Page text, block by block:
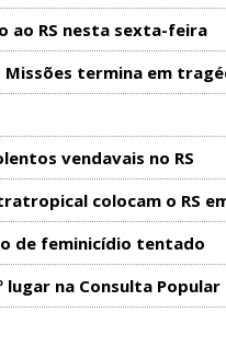
ao RS nesta sexta-feira
Missões termina em
vendavais no RS
colocam o RS
de feminicídio tentado
na Consulta Popular